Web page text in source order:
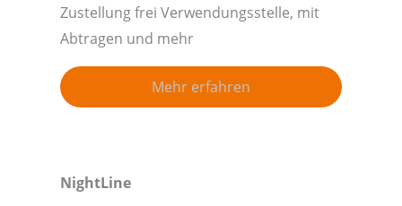
Zustellung frei Verwendungsstelle, mit
Abtragen und mehr
Mehr erfahren
NightLine